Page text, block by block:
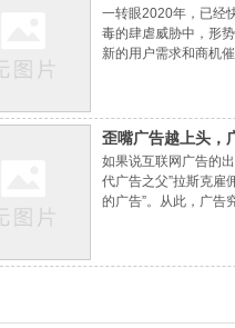
一转眼2020年，已经
毒的肆虐威胁中，形
新的用户需求和商机
歪嘴广告越上头，
如果说互联网广告的
代广告之父”拉斯克雇
的广告”。从此，广告